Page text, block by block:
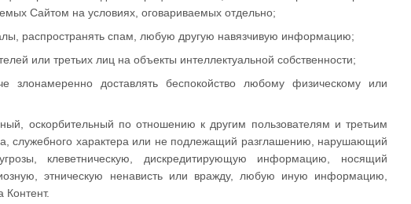
Сайтом на условиях, оговариваемых отдельно;
распространять спам, любую другую навязчивую информацию;
или третьих лиц на объекты интеллектуальной собственности;
злонамеренно доставлять беспокойство любому физическому или
оскорбительный по отношению к другим пользователям и третьим
служебного характера или не подлежащий разглашению, нарушающий
клеветническую, дискредитирующую информацию, носящий
этническую ненависть или вражду, любую иную информацию,